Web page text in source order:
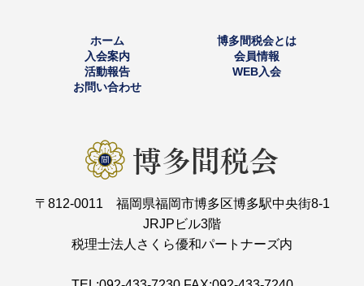
ホーム
博多間税会とは
入会案内
会員情報
活動報告
WEB入会
お問い合わせ
〒812-0011 福岡県福岡市博多区博多駅中央街8-1
JRJPビル3階
税理士法人さくら優和パートナーズ内